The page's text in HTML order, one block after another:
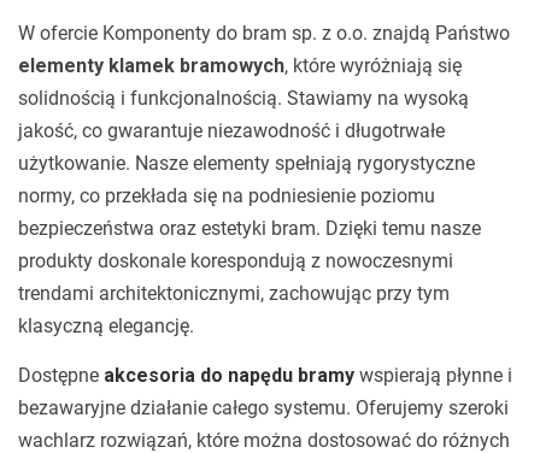
W ofercie Komponenty do bram sp. z o.o. znajdą Państwo
elementy klamek bramowych, które wyróżniają się
solidnością i funkcjonalnością. Stawiamy na wysoką
jakość, co gwarantuje niezawodność i długotrwałe
użytkowanie. Nasze elementy spełniają rygorystyczne
normy, co przekłada się na podniesienie poziomu
bezpieczeństwa oraz estetyki bram. Dzięki temu nasze
produkty doskonale korespondują z nowoczesnymi
trendami architektonicznymi, zachowując przy tym
klasyczną elegancję.
Dostępne akcesoria do napędu bramy wspierają płynne i
bezawaryjne działanie całego systemu. Oferujemy szeroki
wachlarz rozwiązań, które można dostosować do różnych